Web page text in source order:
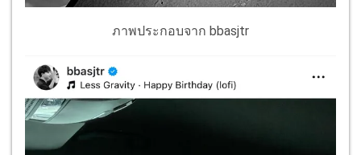
ภาพประกอบจาก bbasjtr